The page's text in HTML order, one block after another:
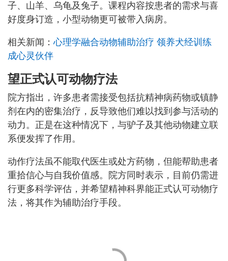
子、山羊、乌龟及兔子。课程内容按患者的需求与喜
好度身订造，小型动物更可被带入病房。
相关新闻：心理学融合动物辅助治疗 领养犬经训练
成心灵伙伴
望正式认可动物疗法
院方指出，许多患者需接受包括抗精神病药物或镇静
剂在内的密集治疗，反导致他们难以找到参与活动的
动力。正是在这种情况下，与驴子及其他动物建立联
系便发挥了作用。
动作疗法虽不能取代医生或处方药物，但能帮助患者
重拾信心与自我价值感。院方同时表示，目前仍需进
行更多科学评估，并希望精神科界能正式认可动物疗
法，将其作为辅助治疗手段。